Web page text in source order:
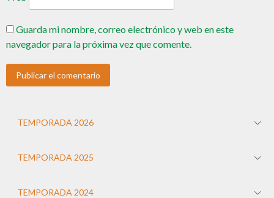
Guarda mi nombre, correo electrónico y web en este
navegador para la próxima vez que comente.
TEMPORADA 2026
TEMPORADA 2025
TEMPORADA 2024